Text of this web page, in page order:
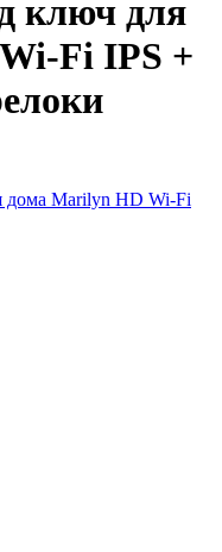
ключ для
Fi IPS +